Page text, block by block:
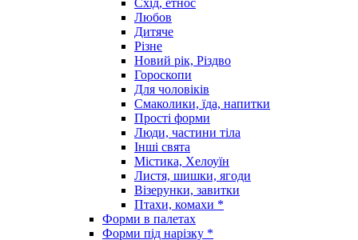
Любов
Дитяче
Різне
Новий рік, Різдво
Гороскопи
Для чоловіків
Смаколики, їда, напитки
Прості форми
Люди, частини тіла
Інші свята
Містика, Хелоуїн
Листя, шишки, ягоди
Візерунки, завитки
Птахи, комахи *
Форми в палетах
Форми під нарізку *